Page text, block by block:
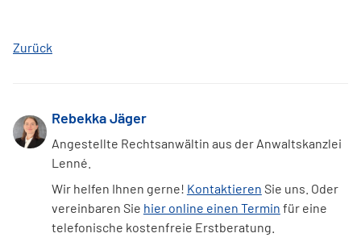
Zurück
Rebekka Jäger
Angestellte Rechtsanwältin aus der Anwaltskanzlei
Lenné.
Wir helfen Ihnen gerne! Kontaktieren Sie uns. Oder
vereinbaren Sie hier online einen Termin für eine
telefonische kostenfreie Erstberatung.